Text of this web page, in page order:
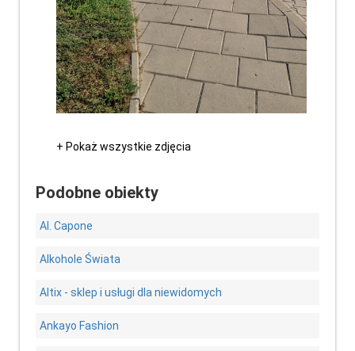
+ Pokaż wszystkie zdjęcia
Podobne obiekty
Al. Capone
Alkohole Świata
Altix - sklep i usługi dla niewidomych
Ankayo Fashion